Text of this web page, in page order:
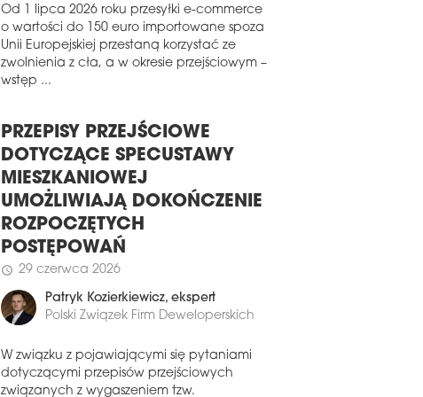
W najnowszym raporcie Global Cities
Resilience Index 2026, opublikowanym przez
WiredScore, Warszawa zajęła siódme
miejsce na świecie i drugie w Europie pod
względem odporności technologicznej
Paryż.
schedule 17 lutego 2026
CERTYFIKAT NR 580
Wrocławski biurowiec Retro Office House,
należący do portfela Globalworth, otrzymał
certyfikat Obiekt bez barier. Wyróżnienie
przyznane przez Fundację Integracja
potwierdza spełnienie wymogów
dostępności architektonicznej i
proceduralnej, umożliwiających
samodzielne korzystanie z budynku osobom
rodzicom z dziećmi. To 580. certyfikat w
historii programu.
Od 1 lipca 2026 roku przesyłki e-commerce
o wartości do 150 euro importowane spoza
Unii Europejskiej przestaną korzystać ze
zwolnienia z cła, a w okresie przejściowym –
PRZEPISY PRZEJŚCIOWE
DOTYCZĄCE SPECUSTAWY
MIESZKANIOWEJ
UMOŻLIWIAJĄ DOKOŃCZENIE
ROZPOCZĘTYCH
POSTĘPOWAŃ
schedule 29 czerwca 2026
Patryk Kozierkiewicz, ekspert
W związku z pojawiającymi się pytaniami